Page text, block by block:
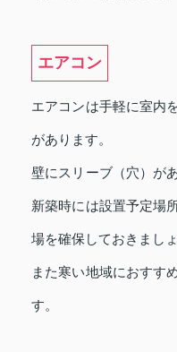
エアコン
エアコンは手軽に室内
があります。
壁にスリーブ（穴）が
新築時には設置予定場
場を確保しておきましょ
また寒い地域におすす
す。